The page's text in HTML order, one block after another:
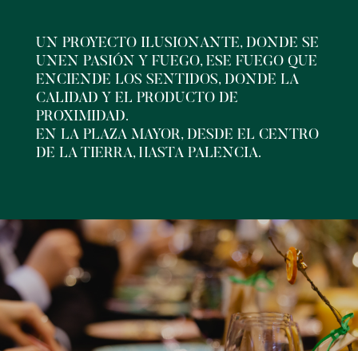
UN PROYECTO ILUSIONANTE, DONDE SE
UNEN PASIÓN Y FUEGO, ESE FUEGO QUE
ENCIENDE LOS SENTIDOS, DONDE LA
CALIDAD Y EL PRODUCTO DE
PROXIMIDAD.
EN LA PLAZA MAYOR, DESDE EL CENTRO
DE LA TIERRA, HASTA PALENCIA.